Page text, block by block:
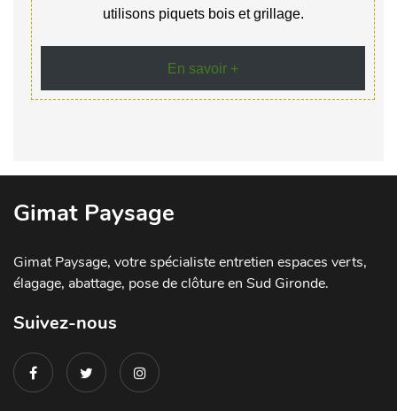
utilisons piquets bois et grillage.
En savoir +
Gimat Paysage
Gimat Paysage, votre spécialiste entretien espaces verts,
élagage, abattage, pose de clôture en Sud Gironde.
Suivez-nous